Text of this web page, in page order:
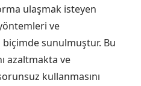
ulaşmak isteyen
ve
biçimde sunulmuştur. Bu
azaltmakta ve
kullanmasını